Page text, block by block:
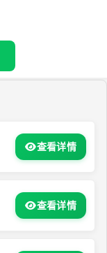
查看详情
查看详情